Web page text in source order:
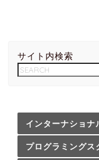
サイト内検索